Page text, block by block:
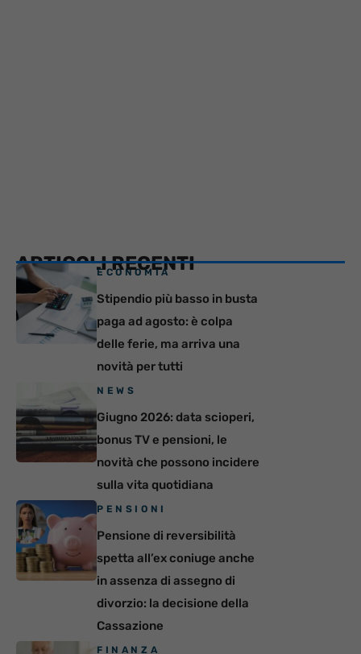
ARTICOLI RECENTI
ECONOMIA
Stipendio più basso in busta
paga ad agosto: è colpa
delle ferie, ma arriva una
novità per tutti
NEWS
Giugno 2026: data scioperi,
bonus TV e pensioni, le
novità che possono incidere
sulla vita quotidiana
PENSIONI
Pensione di reversibilità
spetta all’ex coniuge anche
in assenza di assegno di
divorzio: la decisione della
Cassazione
FINANZA